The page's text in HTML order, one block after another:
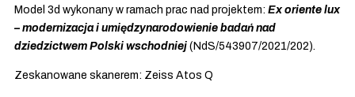
Model 3d wykonany w ramach prac nad projektem: Ex oriente lux
– modernizacja i umiędzynarodowienie badań nad
dziedzictwem Polski wschodniej (NdS/543907/2021/202).
Zeskanowane skanerem: Zeiss Atos Q